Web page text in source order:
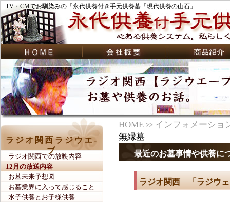
TV・CMでお馴染みの「永代供養付き手元供養墓「現代供養の山石」
ラジオ関西ラジウエ-
ブ
ラジオ関西での放映内容
12月の放送内容
お墓未来予想図
お墓業界に入って感じること
水子供養とお子様供養
HOME
インフォメーショ
無縁墓
最近のお墓事情や供養に
ラジオ関西 「ラジウ